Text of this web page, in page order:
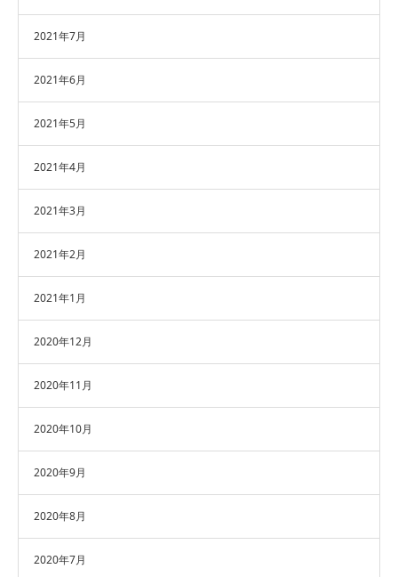
2021年7月
2021年6月
2021年5月
2021年4月
2021年3月
2021年2月
2021年1月
2020年12月
2020年11月
2020年10月
2020年9月
2020年8月
2020年7月